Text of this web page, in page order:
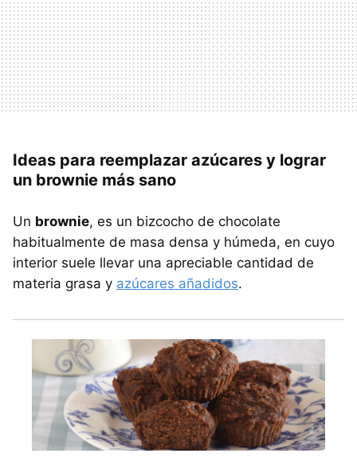
Ideas para reemplazar azúcares y lograr
un brownie más sano
Un brownie, es un bizcocho de chocolate
habitualmente de masa densa y húmeda, en cuyo
interior suele llevar una apreciable cantidad de
materia grasa y azúcares añadidos.